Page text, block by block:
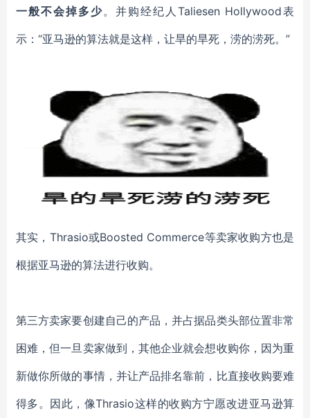
一般不会掉多少。并购经纪人Taliesen Hollywood表
示：“亚马逊的算法就是这样，让旱的旱死，涝的涝死。”
其实，Thrasio或Boosted Commerce等卖家收购方也是
根据亚马逊的算法进行收购。
第三方卖家要创建自己的产品，并占据品类头部位置非常
困难，但一旦卖家做到，其他企业就会想收购你，因为重
新做你所做的事情，并让产品排名靠前，比直接收购要难
得多。因此，像Thrasio这样的收购方宁愿改进亚马逊算